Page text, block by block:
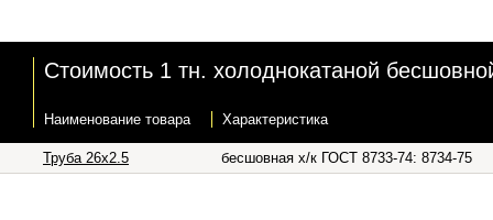
Стоимость 1 тн. холоднокатаной
Наименование товара Характеристика
Труба 26x2.5 бесшовная х/к ГОСТ 8733-74: 8734-75